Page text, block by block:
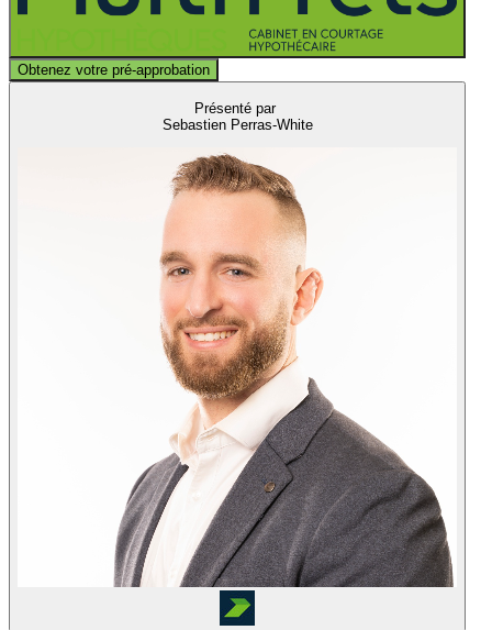
Obtenez votre pré-approbation
Présenté par
Sebastien Perras-White